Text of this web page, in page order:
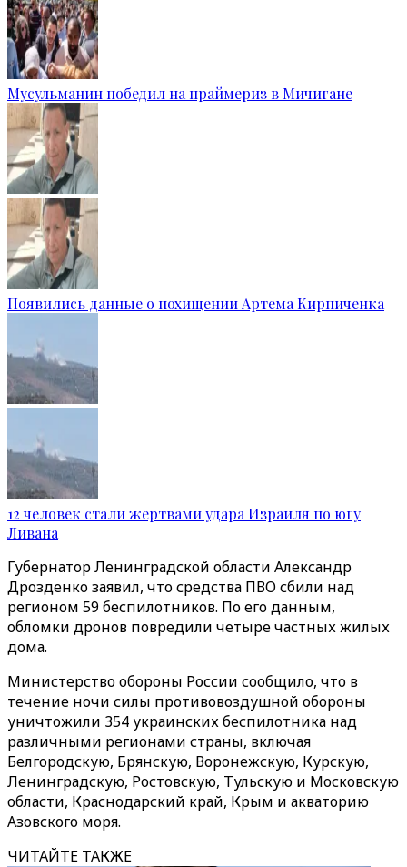
Мусульманин победил на праймериз в Мичигане
Появились данные о похищении Артема Кирпиченка
12 человек стали жертвами удара Израиля по югу
Ливана
Губернатор Ленинградской области Александр
Дрозденко заявил, что средства ПВО сбили над
регионом 59 беспилотников. По его данным,
обломки дронов повредили четыре частных жилых
дома.
Министерство обороны России сообщило, что в
течение ночи силы противовоздушной обороны
уничтожили 354 украинских беспилотника над
различными регионами страны, включая
Белгородскую, Брянскую, Воронежскую, Курскую,
Ленинградскую, Ростовскую, Тульскую и Московскую
области, Краснодарский край, Крым и акваторию
Азовского моря.
ЧИТАЙТЕ ТАКЖЕ